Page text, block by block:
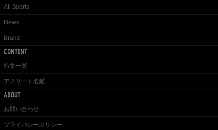
All Sports
News
Brand
CONTENT
特集一覧
アスリート名鑑
ABOUT
お問い合わせ
プライバシーポリシー